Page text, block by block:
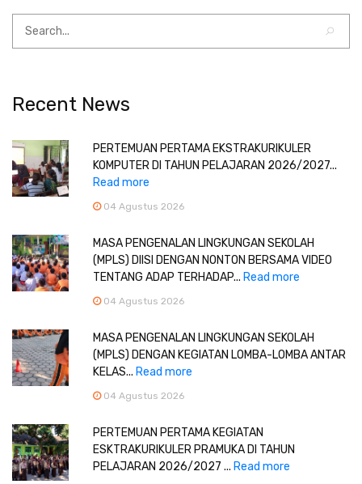
Recent News
PERTEMUAN PERTAMA EKSTRAKURIKULER
KOMPUTER DI TAHUN PELAJARAN 2026/2027...
Read more
04 Agustus 2026
MASA PENGENALAN LINGKUNGAN SEKOLAH
(MPLS) DIISI DENGAN NONTON BERSAMA VIDEO
TENTANG ADAP TERHADAP... Read more
04 Agustus 2026
MASA PENGENALAN LINGKUNGAN SEKOLAH
(MPLS) DENGAN KEGIATAN LOMBA-LOMBA ANTAR
KELAS... Read more
04 Agustus 2026
PERTEMUAN PERTAMA KEGIATAN
ESKTRAKURIKULER PRAMUKA DI TAHUN
PELAJARAN 2026/2027 ... Read more